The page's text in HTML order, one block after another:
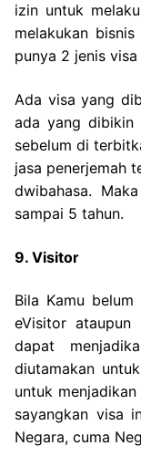
izin untuk
melakukan
punya 2 jenis
Ada visa yang
ada yang dibikin
sebelum di
jasa penerjemah
dwibahasa.
sampai 5 tahun.
9. Visitor
Bila Kamu
eVisitor ataupun
dapat
diutamakan
untuk
sayangkan visa
Negara, cuma